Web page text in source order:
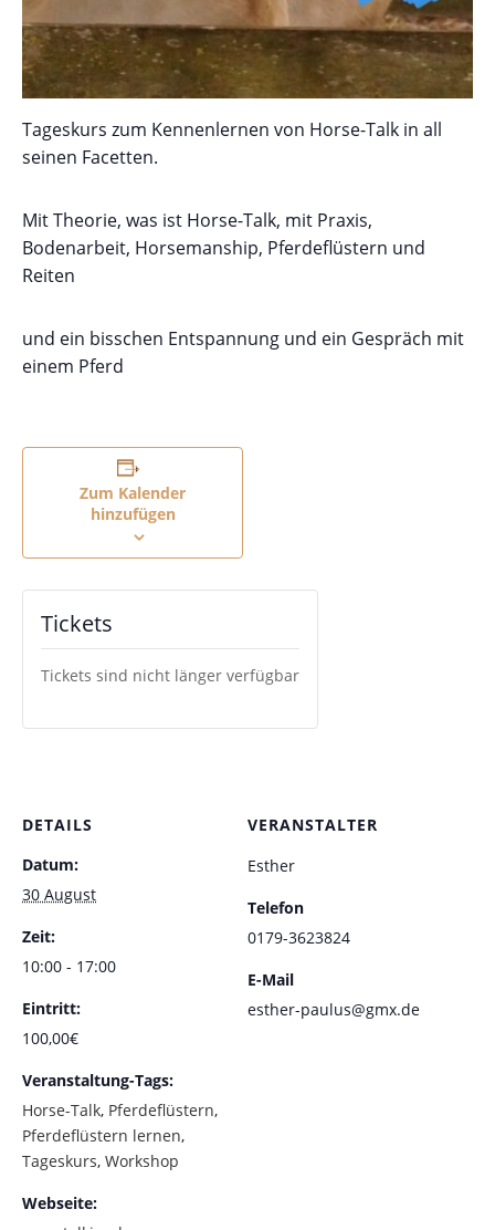
Tageskurs zum Kennenlernen von Horse-Talk in all
seinen Facetten.
Mit Theorie, was ist Horse-Talk, mit Praxis,
Bodenarbeit, Horsemanship, Pferdeflüstern und
Reiten
und ein bisschen Entspannung und ein Gespräch mit
einem Pferd
Zum Kalender
hinzufügen
DETAILS
Datum:
30 August
Zeit:
10:00 - 17:00
Eintritt:
100,00€
Veranstaltung-Tags:
Horse-Talk, Pferdeflüstern,
Pferdeflüstern lernen,
Tageskurs, Workshop
Webseite:
VERANSTALTER
Esther
Telefon
0179-3623824
E-Mail
esther-paulus@gmx.de
Tickets
Tickets sind nicht länger verfügbar